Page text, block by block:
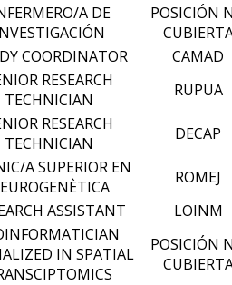
A DE
POSICIÓN
COORDINATOR
CAMAD
RESEARCH
TECHNICIAN
RUPUA
RESEARCH
TECHNICIAN
DECAP
A SUPERIOR EN
ROMEJ
ASSISTANT LOINM
IN SPATIAL
POSICIÓN